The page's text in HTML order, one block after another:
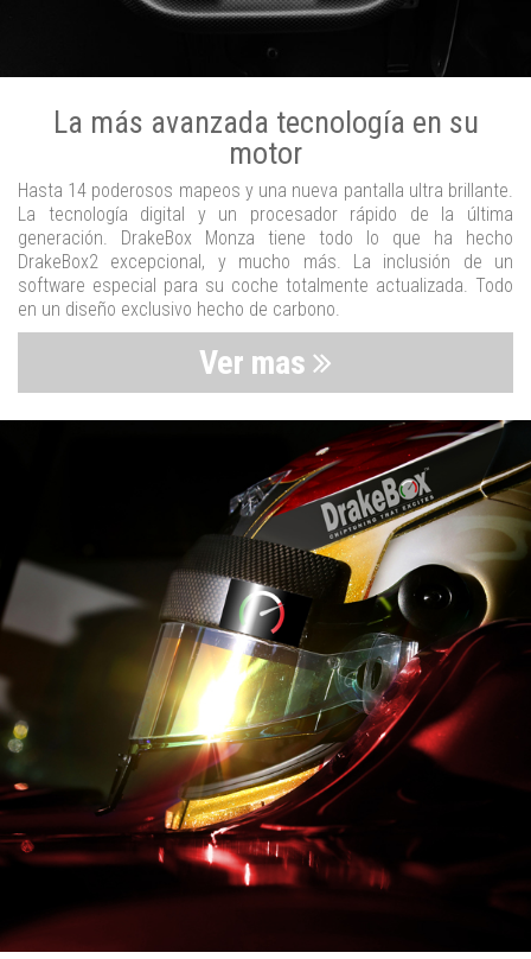
La más avanzada tecnología en su
motor
Hasta 14 poderosos mapeos y una nueva pantalla ultra brillante.
La tecnología digital y un procesador rápido de la última
generación. DrakeBox Monza tiene todo lo que ha hecho
DrakeBox2 excepcional, y mucho más. La inclusión de un
software especial para su coche totalmente actualizada. Todo
en un diseño exclusivo hecho de carbono.
Ver mas